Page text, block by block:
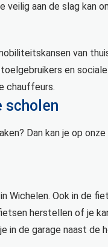
veilig aan de slag kan
van
en
chauffeurs.
scholen
Dan kan je op
Wichelen. Ook in de
herstellen of je
in de garage naast de